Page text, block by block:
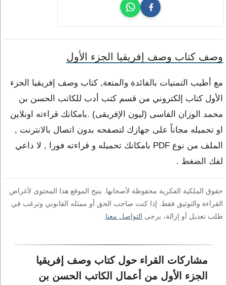
وصف كتاب وصف إفريقيا الجزء الأول
مع أطيب التمنيات بالفائدة والمتعة, كتاب وصف إفريقيا الجزء
الأول كتاب إلكتروني من قسم كتب أدب للكاتب الحسن بن
محمد الوزان الفاسى (ليون الإفريقى) .بامكانك قراءته اونلاين
او تحميله مجاناً على جهازك لتصفحه بدون اتصال بالانترنت ,
الملف من نوع PDF بامكانك تحميله و قراءته فورا , لا داعي
لفك الضغط .
حقوق الملكية الفكرية محفوظة لأصحابها. يتيح الموقع هذا المحتوى لأغراض
القراءة والتوثيق فقط. إذا كنت صاحب الحق أو ممثله القانوني وترغب في
طلب تعديل أو إزالة، يرجى التواصل معنا
مشاركات القراء حول كتاب وصف إفريقيا
الجزء الأول من أعمال الكاتب الحسن بن